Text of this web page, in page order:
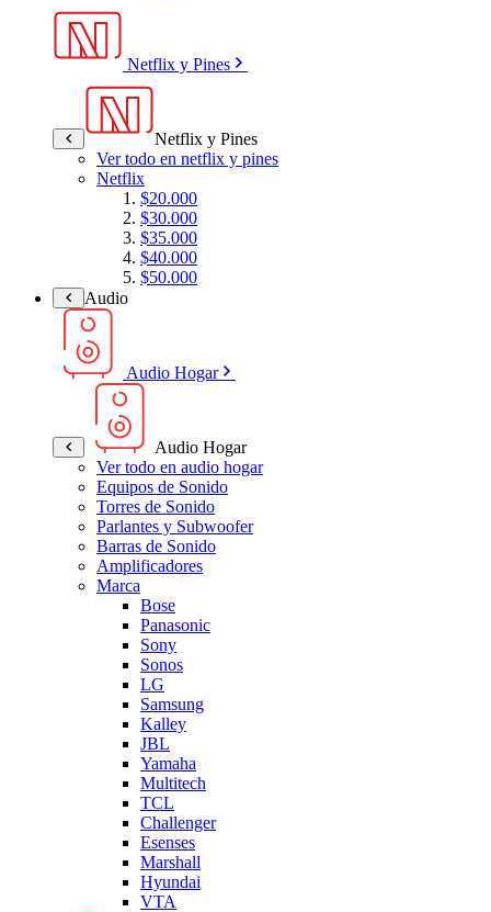
Netflix y Pines
Netflix y Pines
Ver todo en netflix y pines
Netflix
$20.000
$30.000
$35.000
$40.000
$50.000
Audio
Audio Hogar
Audio Hogar
Ver todo en audio hogar
Equipos de Sonido
Torres de Sonido
Parlantes y Subwoofer
Barras de Sonido
Amplificadores
Marca
Bose
Panasonic
Sony
Sonos
LG
Samsung
Kalley
JBL
Yamaha
Multitech
TCL
Challenger
Esenses
Marshall
Hyundai
VTA